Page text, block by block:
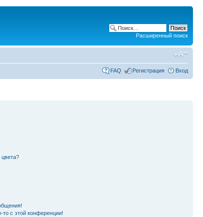
Расширенный поиск
FAQ Регистрация Вход
то с этой конференции!